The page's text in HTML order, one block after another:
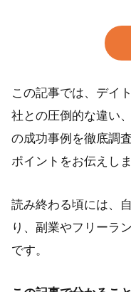
この記事では、デイ
社との圧倒的な違い
の成功事例を徹底調
ポイントをお伝えしま
読み終わる頃には、
り、副業やフリーラ
です。